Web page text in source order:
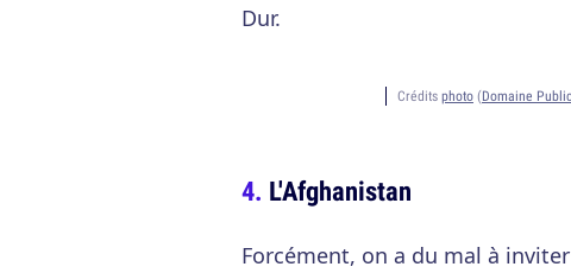
Dur.
Crédits photo (Domaine Public
L'Afghanistan
Forcément, on a du mal à